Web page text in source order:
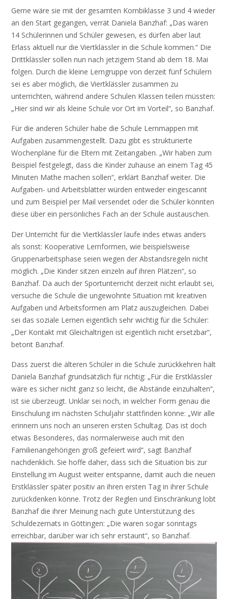
Gerne wäre sie mit der gesamten Kombiklasse 3 und 4 wieder
an den Start gegangen, verrät Daniela Banzhaf: „Das wären
14 Schülerinnen und Schüler gewesen, es dürfen aber laut
Erlass aktuell nur die Viertklässler in die Schule kommen.“ Die
Drittklässler sollen nun nach jetzigem Stand ab dem 18. Mai
folgen. Durch die kleine Lerngruppe von derzeit fünf Schülern
sei es aber möglich, die Viertklässler zusammen zu
unterrichten, während andere Schulen Klassen teilen müssten:
„Hier sind wir als kleine Schule vor Ort im Vorteil“, so Banzhaf.
Für die anderen Schüler habe die Schule Lernmappen mit
Aufgaben zusammengestellt. Dazu gibt es strukturierte
Wochenpläne für die Eltern mit Zeitangaben. „Wir haben zum
Beispiel festgelegt, dass die Kinder zuhause an einem Tag 45
Minuten Mathe machen sollen“, erklärt Banzhaf weiter. Die
Aufgaben- und Arbeitsblätter würden entweder eingescannt
und zum Beispiel per Mail versendet oder die Schüler könnten
diese über ein persönliches Fach an der Schule austauschen.
Der Unterricht für die Viertklässler laufe indes etwas anders
als sonst: Kooperative Lernformen, wie beispielsweise
Gruppenarbeitsphase seien wegen der Abstandsregeln nicht
möglich. „Die Kinder sitzen einzeln auf ihren Plätzen“, so
Banzhaf. Da auch der Sportunterricht derzeit nicht erlaubt sei,
versuche die Schule die ungewohnte Situation mit kreativen
Aufgaben und Arbeitsformen am Platz auszugleichen. Dabei
sei das soziale Lernen eigentlich sehr wichtig für die Schüler:
„Der Kontakt mit Gleichaltrigen ist eigentlich nicht ersetzbar“,
betont Banzhaf.
Dass zuerst die älteren Schüler in die Schule zurückkehren hält
Daniela Banzhaf grundsätzlich für richtig: „Für die Erstklässler
wäre es sicher nicht ganz so leicht, die Abstände einzuhalten“,
ist sie überzeugt. Unklar sei noch, in welcher Form genau die
Einschulung im nächsten Schuljahr stattfinden könne: „Wir alle
erinnern uns noch an unseren ersten Schultag. Das ist doch
etwas Besonderes, das normalerweise auch mit den
Familienangehörigen groß gefeiert wird“, sagt Banzhaf
nachdenklich. Sie hoffe daher, dass sich die Situation bis zur
Einstellung im August weiter entspanne, damit auch die neuen
Erstklässler später positiv an ihren ersten Tag in ihrer Schule
zurückdenken könne. Trotz der Reglen und Einschränkung lobt
Banzhaf die ihrer Meinung nach gute Unterstützung des
Schuldezernats in Göttingen: „Die waren sogar sonntags
erreichbar, darüber war ich sehr erstaunt“, so Banzhaf.